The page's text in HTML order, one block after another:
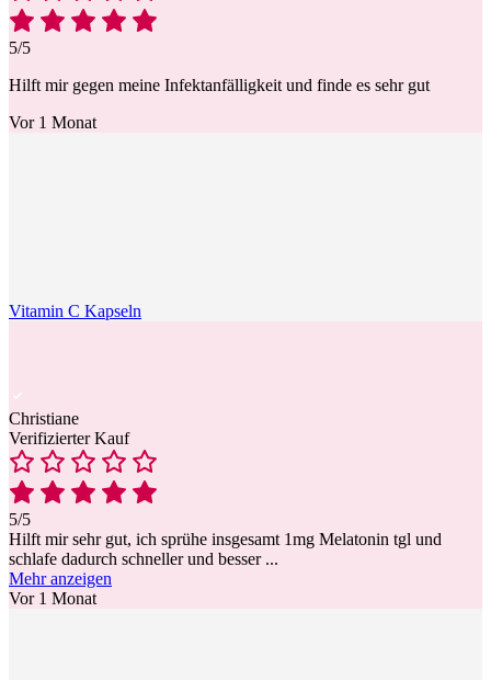
5/5
Hilft mir gegen meine Infektanfälligkeit und finde es sehr gut
Vor 1 Monat
Vitamin C Kapseln
Christiane
Verifizierter Kauf
5/5
Hilft mir sehr gut, ich sprühe insgesamt 1mg Melatonin tgl und
schlafe dadurch schneller und besser ...
Mehr anzeigen
Vor 1 Monat